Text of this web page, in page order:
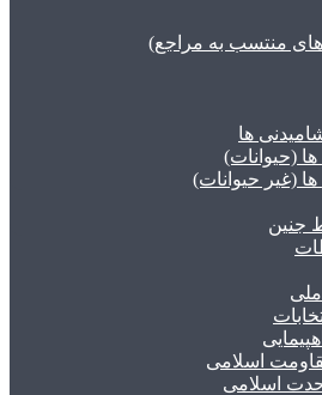
های منتسب به مراجع)
ها
(حیوانات)
(غیر حیوانات)
جنین
ملی
اسلامی
اسلامی